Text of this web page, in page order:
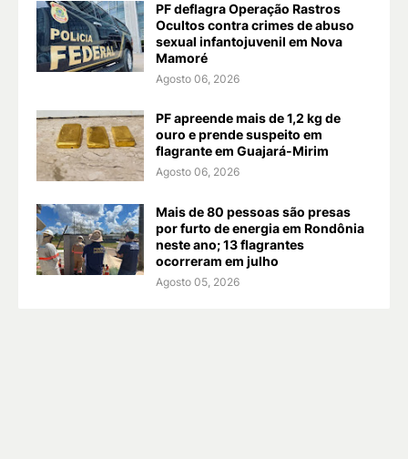
PF deflagra Operação Rastros
Ocultos contra crimes de abuso
sexual infantojuvenil em Nova
Mamoré
Agosto 06, 2026
PF apreende mais de 1,2 kg de
ouro e prende suspeito em
flagrante em Guajará-Mirim
Agosto 06, 2026
Mais de 80 pessoas são presas
por furto de energia em Rondônia
neste ano; 13 flagrantes
ocorreram em julho
Agosto 05, 2026